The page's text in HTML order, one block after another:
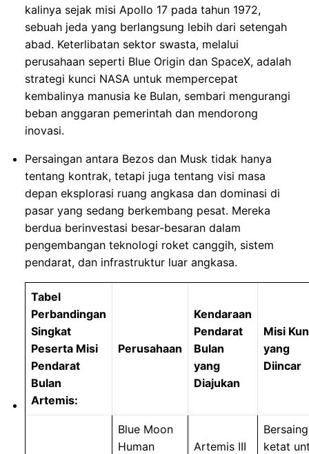
kalinya sejak misi Apollo 17 pada tahun 1972,
sebuah jeda yang berlangsung lebih dari setengah
abad. Keterlibatan sektor swasta, melalui
perusahaan seperti Blue Origin dan SpaceX, adalah
strategi kunci NASA untuk mempercepat
kembalinya manusia ke Bulan, sembari mengurangi
beban anggaran pemerintah dan mendorong
inovasi.
Persaingan antara Bezos dan Musk tidak hanya
tentang kontrak, tetapi juga tentang visi masa
depan eksplorasi ruang angkasa dan dominasi di
pasar yang sedang berkembang pesat. Mereka
berdua berinvestasi besar-besaran dalam
pengembangan teknologi roket canggih, sistem
pendarat, dan infrastruktur luar angkasa.
Tabel
Perbandingan
Singkat
Peserta Misi
Pendarat
Bulan
Artemis:
Perusahaan
Kendaraan
Pendarat
Bulan
yang
Diajukan
Misi
yang
Diincar
Blue Moon
Human
Artemis III
Bersaing
ketat